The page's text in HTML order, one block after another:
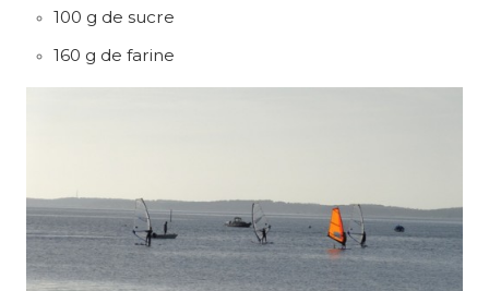
100 g de sucre
160 g de farine